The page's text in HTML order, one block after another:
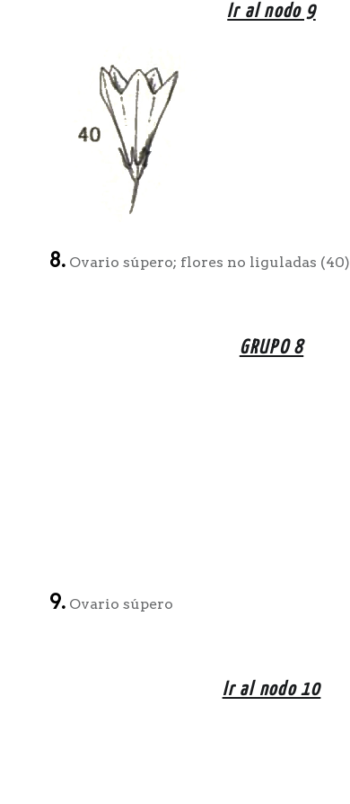
Ir al nodo 9
8. Ovario súpero; flores no liguladas (40)
GRUPO 8
9. Ovario súpero
Ir al nodo 10